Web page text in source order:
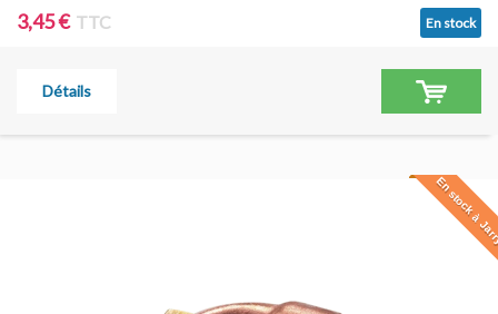
3,45 € TTC En stock
Détails
En stock à